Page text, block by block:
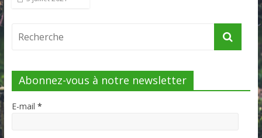
Abonnez-vous à notre newsletter
E-mail *